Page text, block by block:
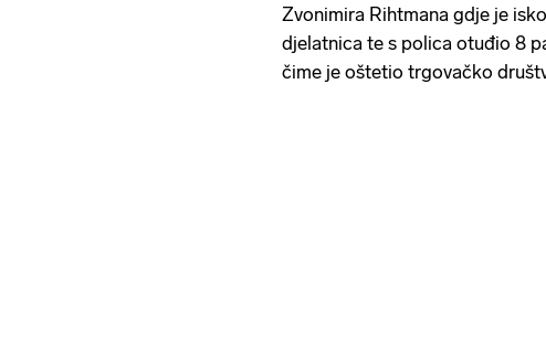
Zvonimira Rihtmana gdje je
djelatnica te s polica otuđio 8
čime je oštetio trgovačko